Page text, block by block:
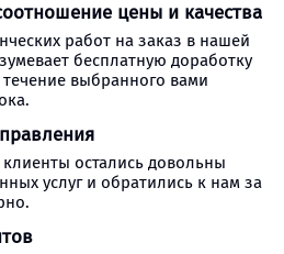
цены и качества
работ на заказ в нашей
бесплатную доработку
выбранного вами
клиенты остались довольны
услуг и обратились к нам за